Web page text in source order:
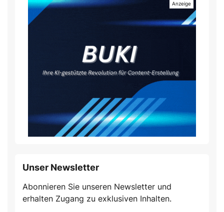
Unser Newsletter
Abonnieren Sie unseren Newsletter und
erhalten Zugang zu exklusiven Inhalten.